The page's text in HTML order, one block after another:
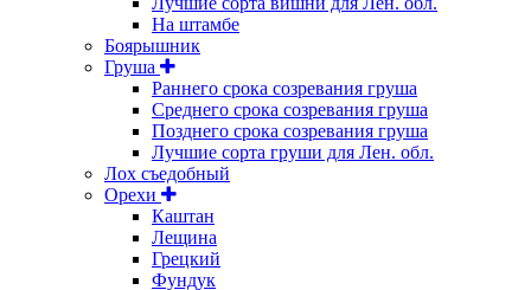
На штамбе
Боярышник
Груша
Раннего срока созревания груша
Среднего срока созревания груша
Позднего срока созревания груша
Лучшие сорта груши для Лен. обл.
Лох съедобный
Орехи
Каштан
Лещина
Грецкий
Фундук